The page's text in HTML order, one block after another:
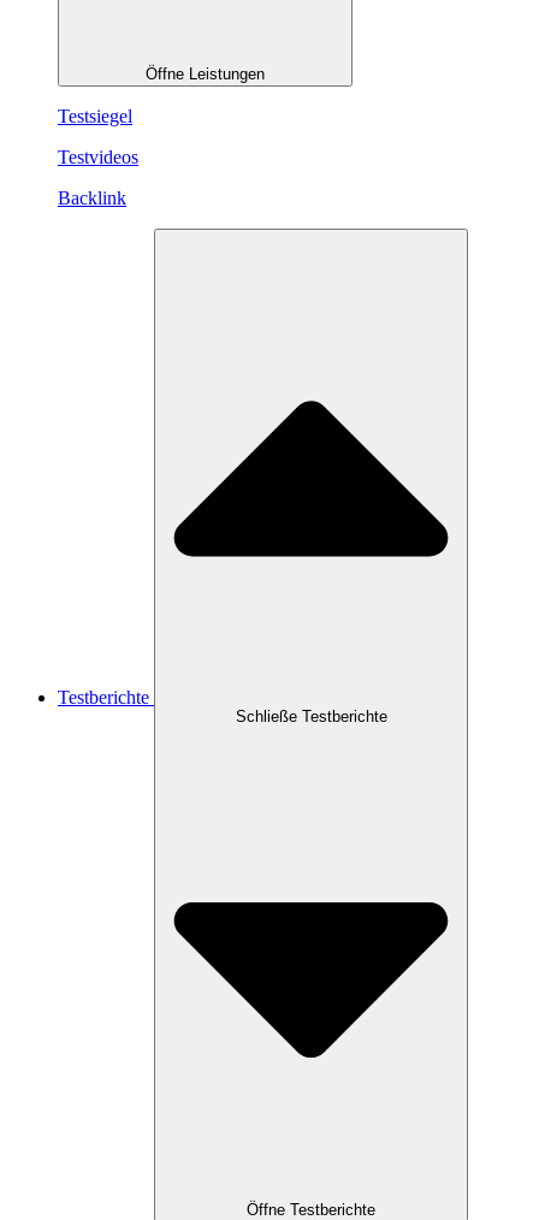
Öffne Leistungen
Testsiegel
Testvideos
Backlink
Testberichte
Schließe Testberichte
Öffne Testberichte